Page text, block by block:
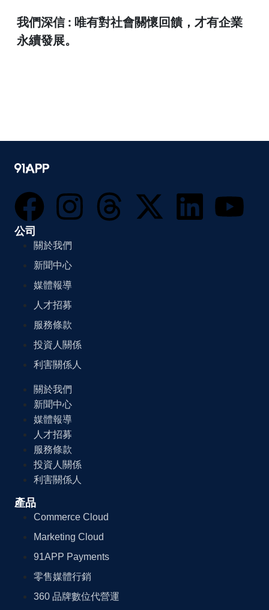
我們深信 : 唯有對社會關懷回饋，才有企業
永續發展。
公司
關於我們
新聞中心
媒體報導
人才招募
服務條款
投資人關係
利害關係人
關於我們
新聞中心
媒體報導
人才招募
服務條款
投資人關係
利害關係人
產品
Commerce Cloud
Marketing Cloud
91APP Payments
零售媒體行銷
360 品牌數位代營運